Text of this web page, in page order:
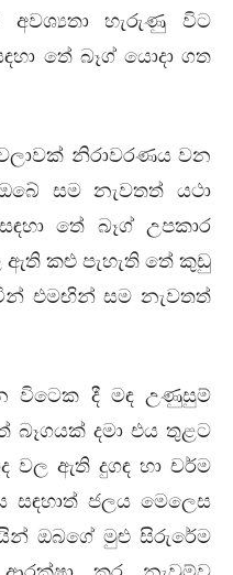
අවශ්‍යතා හැරුණු විට
තේ බෑග් යොදා ගත
නිරාවරණය වන
සම නැවතත් යථා
තේ බෑග් උපකාර
ඇති කළු පැහැති තේ කුඩු
එමඟින් සම නැවතත්
විටෙක දී මඳ උණුසුම්
බෑගයක් දමා එය තුළට
වල ඇති දුගඳ හා චර්ම
ජලය මෙලෙස
ඔබගේ මුළු සිරුරේම